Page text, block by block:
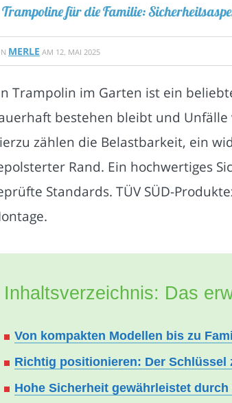
Trampoline für die Familie:
MERLE AM 12. MAI 2025
Trampolin im Garten ist ein
bestehen bleibt und
zählen die Belastbarkeit, ein
Rand. Ein hochwertiges
Standards. TÜV SÜD-
Inhaltsverzeichnis: Das
Von kompakten Modellen bis zu
Richtig positionieren: Der Schlüssel
Hohe Sicherheit gewährleistet